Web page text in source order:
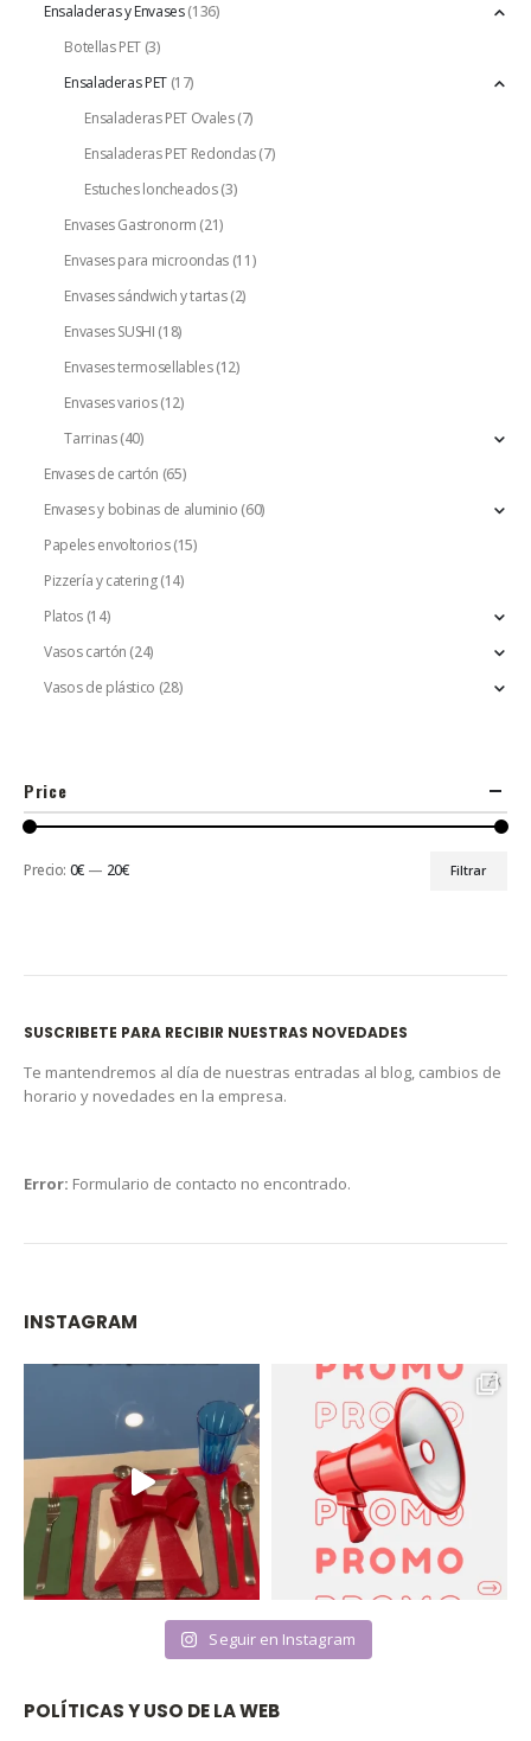
Ensaladeras y Envases(136)
Botellas PET (3)
Ensaladeras PET (17)
Ensaladeras PET Ovales (7)
Ensaladeras PET Redondas(7)
Estuches loncheados(3)
Envases Gastronorm (21)
Envases para microondas (11)
Envases sándwich y tartas (2)
Envases SUSHI (18)
Envases termosellables (12)
Envases varios (12)
Tarrinas (40)
Envases de cartón (65)
Envases y bobinas de aluminio (60)
Papeles envoltorios (15)
Pizzería y catering (14)
Platos (14)
Vasos cartón (24)
Vasos de plástico (28)
Price
Filtrar
Precio: 0€ — 20€
SUSCRIBETE PARA RECIBIR NUESTRAS NOVEDADES
Te mantendremos al día de nuestras entradas al blog, cambios de
horario y novedades en la empresa.
Error: Formulario de contacto no encontrado.
INSTAGRAM
Seguir en Instagram
POLÍTICAS Y USO DE LA WEB